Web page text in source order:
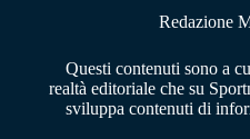
Redazione
Questi contenuti sono a
realtà editoriale che su
sviluppa contenuti di